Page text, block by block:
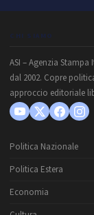
CHI SIAMO
ASI – Agenzia
dal 2002. Copre
approccio editoriale
Politica Nazionale
Politica Estera
Economia